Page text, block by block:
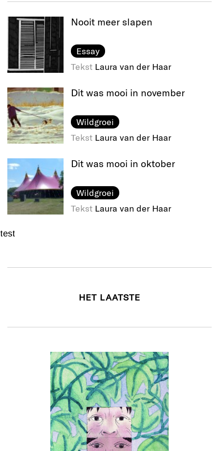
Nooit meer slapen
Essay
Tekst Laura van der Haar
Dit was mooi in november
Wildgroei
Tekst Laura van der Haar
Dit was mooi in oktober
Wildgroei
Tekst Laura van der Haar
test
HET LAATSTE